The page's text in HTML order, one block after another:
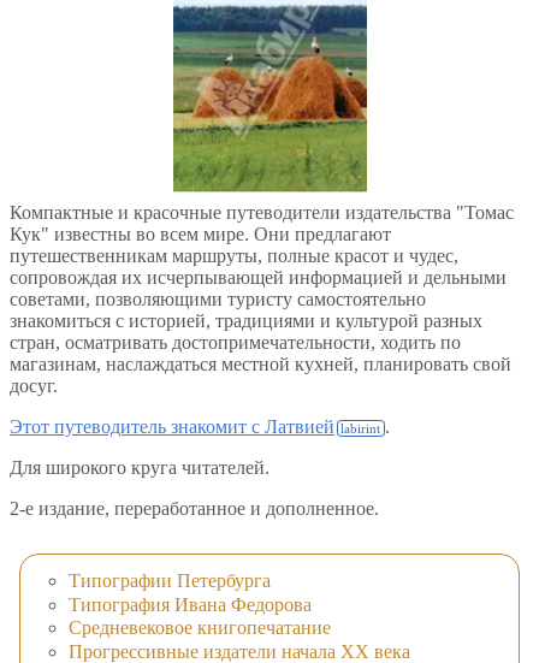
Компактные и красочные путеводители издательства "Томас
Кук" известны во всем мире. Они предлагают
путешественникам маршруты, полные красот и чудес,
сопровождая их исчерпывающей информацией и дельными
советами, позволяющими туристу самостоятельно
знакомиться с историей, традициями и культурой разных
стран, осматривать достопримечательности, ходить по
магазинам, наслаждаться местной кухней, планировать свой
досуг.
Этот путеводитель знакомит с Латвией
.
Для широкого круга читателей.
2-е издание, переработанное и дополненное.
Типографии Петербурга
Типография Ивана Федорова
Средневековое книгопечатание
Прогрессивные издатели начала XX века